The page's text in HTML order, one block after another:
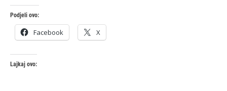
Podjeli ovo:
Facebook X
Lajkaj ovo: